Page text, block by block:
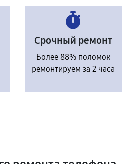
Срочный ремонт
Более 88% поломок
ремонтируем за 2 часа